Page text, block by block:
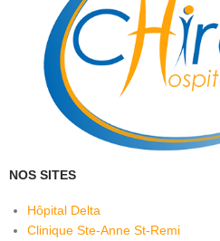
NOS SITES
Hôpital Delta
Clinique Ste-Anne St-Remi